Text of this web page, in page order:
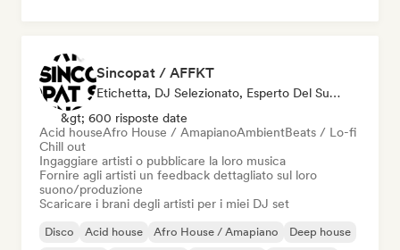
Sincopat / AFFKT
Etichetta, DJ Selezionato, Esperto Del Suono
&gt; 600 risposte date
Acid houseAfro House / AmapianoAmbientBeats / Lo-fi
Chill out
Ingaggiare artisti o pubblicare la loro musica
Fornire agli artisti un feedback dettagliato sul loro
suono/produzione
Scaricare i brani degli artisti per i miei DJ set
Disco Acid house Afro House / Amapiano
Deep house